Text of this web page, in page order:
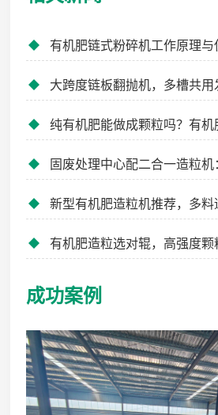
有机肥链式粉碎机工作原理与
优势
大跨度链板翻抛机，多槽共用
翻堆设备
纯有机肥能做成颗粒吗？有机
齿造粒机高有机照样成球
固废处理中心配二合一造粒机
化流程降本增效
新型有机肥造粒机推荐，多料
配，性价比拉满
有机肥造粒选对辊，高强度颗
成功案例